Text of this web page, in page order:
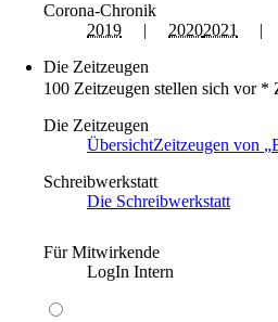
Corona-Chronik
2019 | 20202021 |
Die Zeitzeugen
100 Zeitzeugen stellen sich vor *
Die Zeitzeugen
ÜbersichtZeitzeugen von
Schreibwerkstatt
Die Schreibwerkstatt
Für Mitwirkende
LogIn Intern